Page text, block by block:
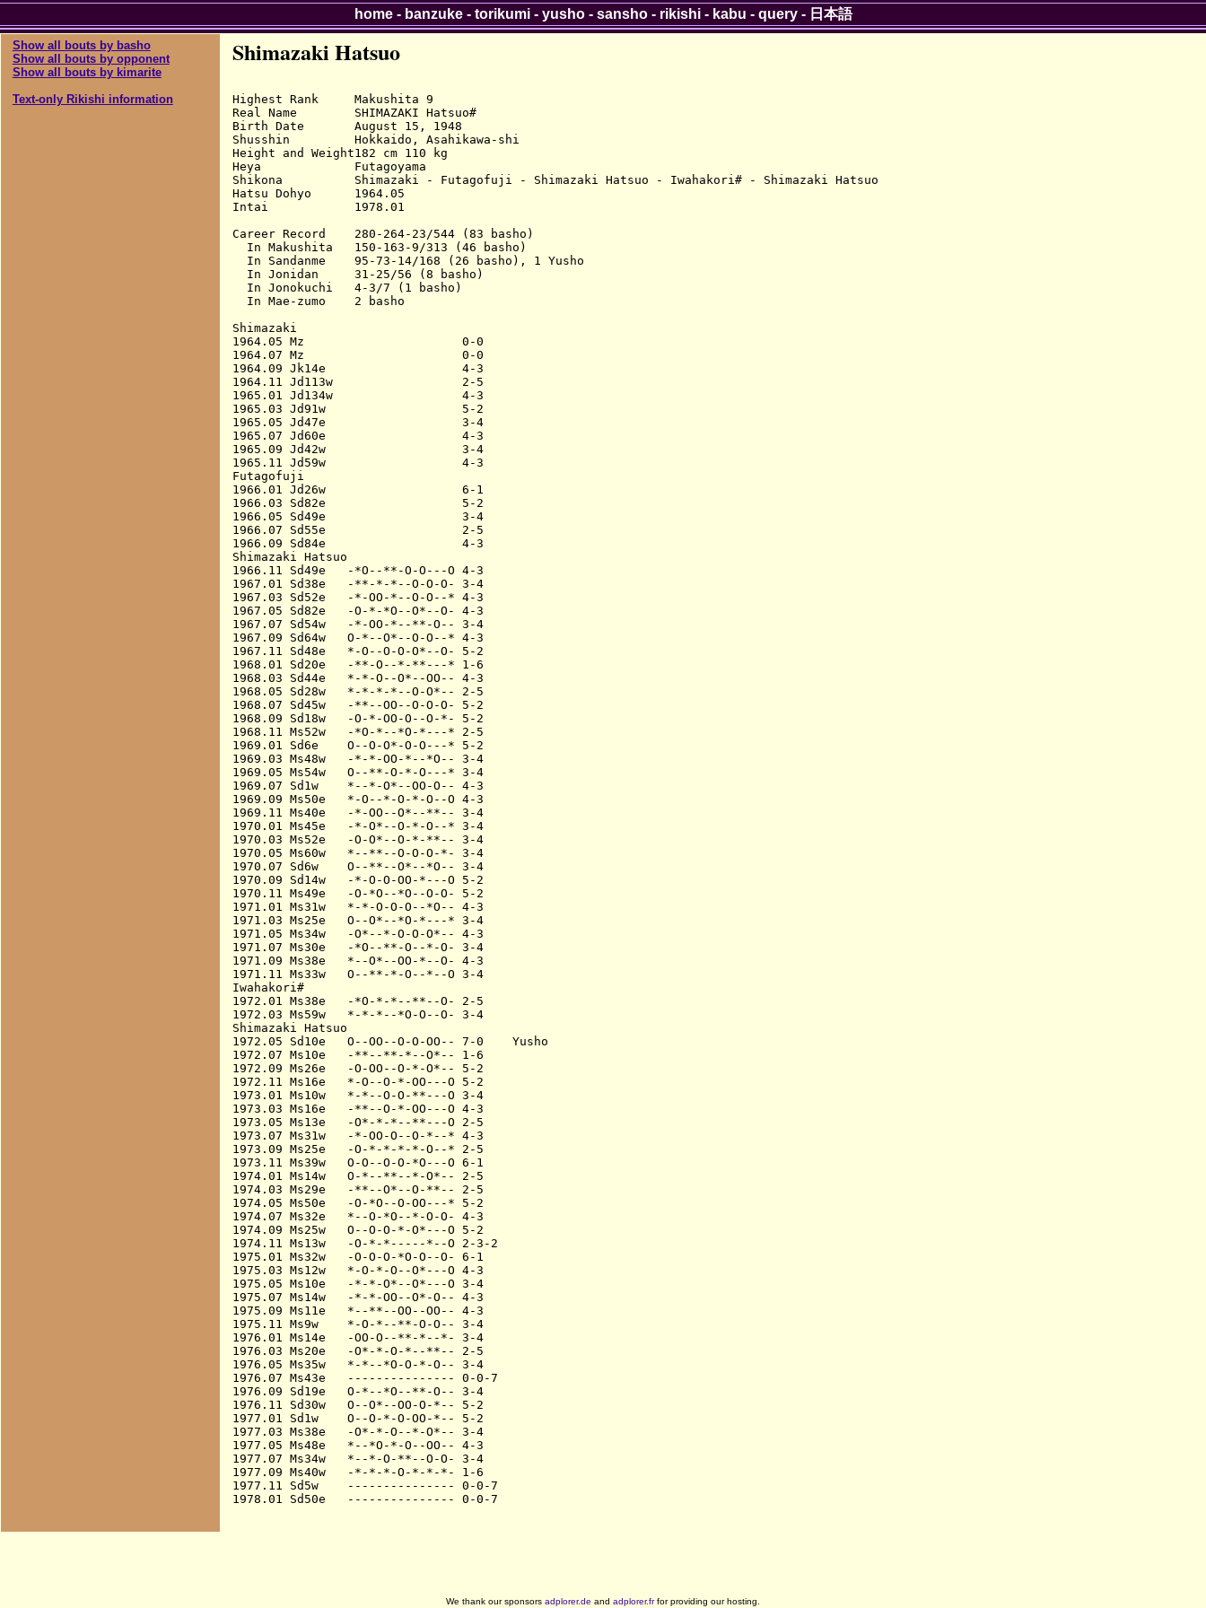
Show all bouts by basho
Show all bouts by opponent
Show all bouts by kimarite
Text-only Rikishi information
Shimazaki Hatsuo
Highest Rank     Makushita 9
Real Name        SHIMAZAKI Hatsuo#
Birth Date       August 15, 1948
Shusshin         Hokkaido, Asahikawa-shi
Height and Weight182 cm 110 kg
Heya             Futagoyama
Shikona          Shimazaki - Futagofuji - Shimazaki Hatsuo - Iwahakori# - Shimazaki Hatsuo
Hatsu Dohyo      1964.05
Intai            1978.01
Career Record    280-264-23/544 (83 basho)
  In Makushita   150-163-9/313 (46 basho)
  In Sandanme    95-73-14/168 (26 basho), 1 Yusho
  In Jonidan     31-25/56 (8 basho)
  In Jonokuchi   4-3/7 (1 basho)
  In Mae-zumo    2 basho
Shimazaki
1964.05 Mz                      0-0
1964.07 Mz                      0-0
1964.09 Jk14e                   4-3
1964.11 Jd113w                  2-5
1965.01 Jd134w                  4-3
1965.03 Jd91w                   5-2
1965.05 Jd47e                   3-4
1965.07 Jd60e                   4-3
1965.09 Jd42w                   3-4
1965.11 Jd59w                   4-3
Futagofuji
1966.01 Jd26w                   6-1
1966.03 Sd82e                   5-2
1966.05 Sd49e                   3-4
1966.07 Sd55e                   2-5
1966.09 Sd84e                   4-3
Shimazaki Hatsuo
1966.11 Sd49e   -*O--**-O-O---O 4-3
1967.01 Sd38e   -**-*-*--O-O-O- 3-4
1967.03 Sd52e   -*-OO-*--O-O--* 4-3
1967.05 Sd82e   -O-*-*O--O*--O- 4-3
1967.07 Sd54w   -*-OO-*--**-O-- 3-4
1967.09 Sd64w   O-*--O*--O-O--* 4-3
1967.11 Sd48e   *-O--O-O-O*--O- 5-2
1968.01 Sd20e   -**-O--*-**---* 1-6
1968.03 Sd44e   *-*-O--O*--OO-- 4-3
1968.05 Sd28w   *-*-*-*--O-O*-- 2-5
1968.07 Sd45w   -**--OO--O-O-O- 5-2
1968.09 Sd18w   -O-*-OO-O--O-*- 5-2
1968.11 Ms52w   -*O-*--*O-*---* 2-5
1969.01 Sd6e    O--O-O*-O-O---* 5-2
1969.03 Ms48w   -*-*-OO-*--*O-- 3-4
1969.05 Ms54w   O--**-O-*-O---* 3-4
1969.07 Sd1w    *--*-O*--OO-O-- 4-3
1969.09 Ms50e   *-O--*-O-*-O--O 4-3
1969.11 Ms40e   -*-OO--O*--**-- 3-4
1970.01 Ms45e   -*-O*--O-*-O--* 3-4
1970.03 Ms52e   -O-O*--O-*-**-- 3-4
1970.05 Ms60w   *--**--O-O-O-*- 3-4
1970.07 Sd6w    O--**--O*--*O-- 3-4
1970.09 Sd14w   -*-O-O-OO-*---O 5-2
1970.11 Ms49e   -O-*O--*O--O-O- 5-2
1971.01 Ms31w   *-*-O-O-O--*O-- 4-3
1971.03 Ms25e   O--O*--*O-*---* 3-4
1971.05 Ms34w   -O*--*-O-O-O*-- 4-3
1971.07 Ms30e   -*O--**-O--*-O- 3-4
1971.09 Ms38e   *--O*--OO-*--O- 4-3
1971.11 Ms33w   O--**-*-O--*--O 3-4
Iwahakori#
1972.01 Ms38e   -*O-*-*--**--O- 2-5
1972.03 Ms59w   *-*-*--*O-O--O- 3-4
Shimazaki Hatsuo
1972.05 Sd10e   O--OO--O-O-OO-- 7-0    Yusho
1972.07 Ms10e   -**--**-*--O*-- 1-6
1972.09 Ms26e   -O-OO--O-*-O*-- 5-2
1972.11 Ms16e   *-O--O-*-OO---O 5-2
1973.01 Ms10w   *-*--O-O-**---O 3-4
1973.03 Ms16e   -**--O-*-OO---O 4-3
1973.05 Ms13e   -O*-*-*--**---O 2-5
1973.07 Ms31w   -*-OO-O--O-*--* 4-3
1973.09 Ms25e   -O-*-*-*-*-O--* 2-5
1973.11 Ms39w   O-O--O-O-*O---O 6-1
1974.01 Ms14w   O-*--**--*-O*-- 2-5
1974.03 Ms29e   -**--O*--O-**-- 2-5
1974.05 Ms50e   -O-*O--O-OO---* 5-2
1974.07 Ms32e   *--O-*O--*-O-O- 4-3
1974.09 Ms25w   O--O-O-*-O*---O 5-2
1974.11 Ms13w   -O-*-*-----*--O 2-3-2
1975.01 Ms32w   -O-O-O-*O-O--O- 6-1
1975.03 Ms12w   *-O-*-O--O*---O 4-3
1975.05 Ms10e   -*-*-O*--O*---O 3-4
1975.07 Ms14w   -*-*-OO--O*-O-- 4-3
1975.09 Ms11e   *--**--OO--OO-- 4-3
1975.11 Ms9w    *-O-*--**-O-O-- 3-4
1976.01 Ms14e   -OO-O--**-*--*- 3-4
1976.03 Ms20e   -O*-*-O-*--**-- 2-5
1976.05 Ms35w   *-*--*O-O-*-O-- 3-4
1976.07 Ms43e   --------------- 0-0-7
1976.09 Sd19e   O-*--*O--**-O-- 3-4
1976.11 Sd30w   O--O*--OO-O-*-- 5-2
1977.01 Sd1w    O--O-*-O-OO-*-- 5-2
1977.03 Ms38e   -O*-*-O--*-O*-- 3-4
1977.05 Ms48e   *--*O-*-O--OO-- 4-3
1977.07 Ms34w   *--*-O-**--O-O- 3-4
1977.09 Ms40w   -*-*-*-O-*-*-*- 1-6
1977.11 Sd5w    --------------- 0-0-7
home- banzuke- torikumi- yusho- sansho- rikishi- kabu - query- 日本語
We thank our sponsors adplorer.de and adplorer.frfor providing our hosting.